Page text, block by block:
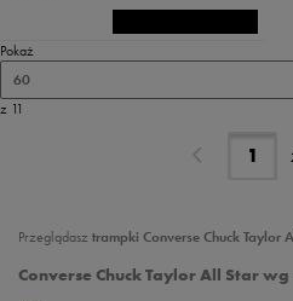
Pokaż
60
z 11
Przeglądasz trampki Converse Chuck Taylor
Converse Chuck Taylor All Star